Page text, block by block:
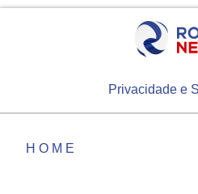
Privacidade e
HOME